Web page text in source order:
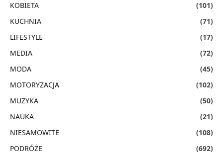
KOBIETA
(101)
KUCHNIA
(71)
LIFESTYLE
(17)
MEDIA
(72)
MODA
(45)
MOTORYZACJA
(102)
MUZYKA
(50)
NAUKA
(21)
NIESAMOWITE
(108)
PODRÓŻE
(692)